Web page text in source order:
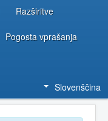
Razširitve
Pogosta vprašanja
Slovenščina